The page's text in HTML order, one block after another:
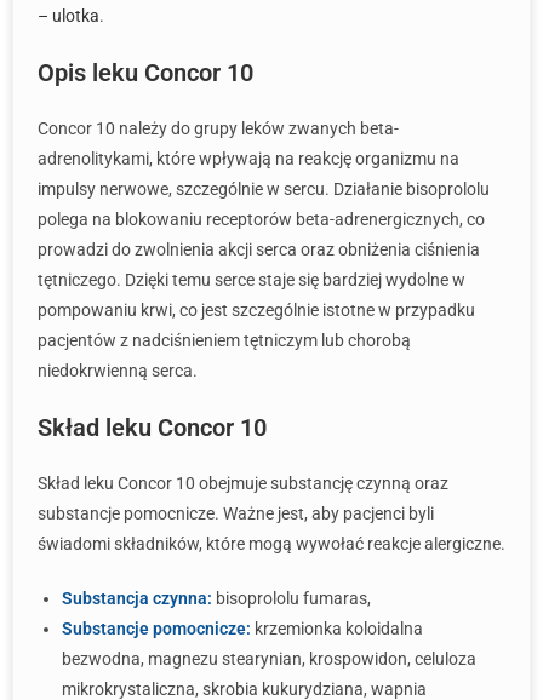
– ulotka.
Opis leku Concor 10
Concor 10 należy do grupy leków zwanych beta-
adrenolitykami, które wpływają na reakcję organizmu na
impulsy nerwowe, szczególnie w sercu. Działanie bisoprololu
polega na blokowaniu receptorów beta-adrenergicznych, co
prowadzi do zwolnienia akcji serca oraz obniżenia ciśnienia
tętniczego. Dzięki temu serce staje się bardziej wydolne w
pompowaniu krwi, co jest szczególnie istotne w przypadku
pacjentów z nadciśnieniem tętniczym lub chorobą
niedokrwienną serca.
Skład leku Concor 10
Skład leku Concor 10 obejmuje substancję czynną oraz
substancje pomocnicze. Ważne jest, aby pacjenci byli
świadomi składników, które mogą wywołać reakcje alergiczne.
Substancja czynna: bisoprololu fumaras,
Substancje pomocnicze: krzemionka koloidalna
bezwodna, magnezu stearynian, krospowidon, celuloza
mikrokrystaliczna, skrobia kukurydziana, wapnia